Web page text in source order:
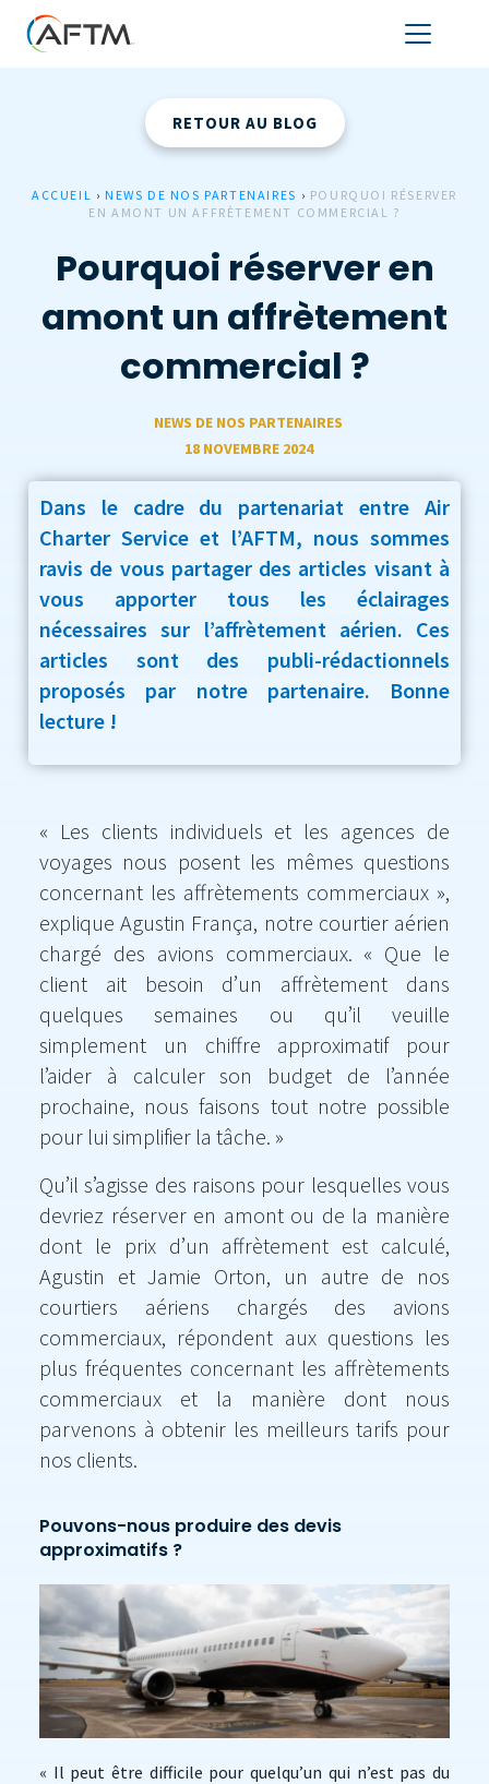
RETOUR AU BLOG
ACCUEIL › NEWS DE NOS PARTENAIRES › POURQUOI RÉSERVER
EN AMONT UN AFFRÈTEMENT COMMERCIAL ?
Pourquoi réserver en
amont un affrètement
commercial ?
NEWS DE NOS PARTENAIRES
18 NOVEMBRE 2024
Dans le cadre du partenariat entre Air
Charter Service et l’AFTM, nous sommes
ravis de vous partager des articles visant à
vous apporter tous les éclairages
nécessaires sur l’affrètement aérien. Ces
articles sont des publi-rédactionnels
proposés par notre partenaire. Bonne
lecture !
« Les clients individuels et les agences de
voyages nous posent les mêmes questions
concernant les affrètements commerciaux »,
explique Agustin França, notre courtier aérien
chargé des avions commerciaux. « Que le
client ait besoin d’un affrètement dans
quelques semaines ou qu’il veuille
simplement un chiffre approximatif pour
l’aider à calculer son budget de l’année
prochaine, nous faisons tout notre possible
pour lui simplifier la tâche. »
Qu’il s’agisse des raisons pour lesquelles vous
devriez réserver en amont ou de la manière
dont le prix d’un affrètement est calculé,
Agustin et Jamie Orton, un autre de nos
courtiers aériens chargés des avions
commerciaux, répondent aux questions les
plus fréquentes concernant les affrètements
commerciaux et la manière dont nous
parvenons à obtenir les meilleurs tarifs pour
nos clients.
Pouvons-nous produire des devis
approximatifs ?
« Il peut être difficile pour quelqu’un qui n’est pas du